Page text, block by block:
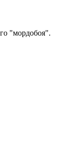
"мордобоя".